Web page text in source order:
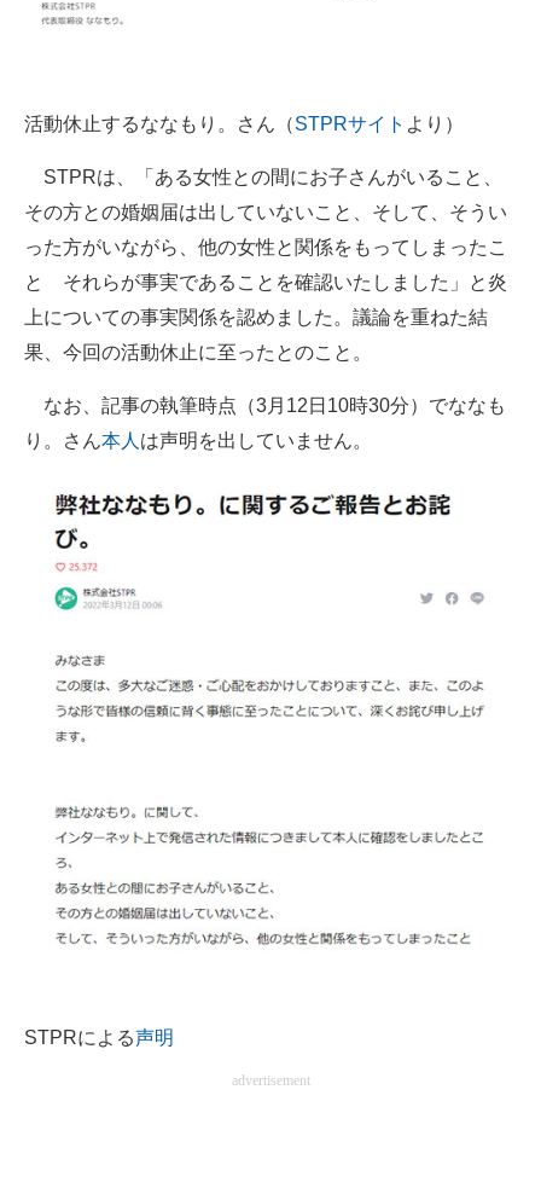
IT製品の技術・比較・事例
モノづくり技術者専門サイト
エレクトロニクス専門サイト
電子設計の基本と応用
エネルギーの専門メディア
活動休止するななもり。さん（STPRサイト より）
STPRは、「ある女性との間にお子さんがいること、
その方との婚姻届は出していないこと、そして、そうい
った方がいながら、他の女性と関係をもってしまったこ
と それらが事実であることを確認いたしました」と炎
上についての事実関係を認めました。議論を重ねた結
果、今回の活動休止に至ったとのこと。
なお、記事の執筆時点（3月12日10時30分）でななも
り。さん本人 は声明を出していません。
STPRによる声明
advertisement